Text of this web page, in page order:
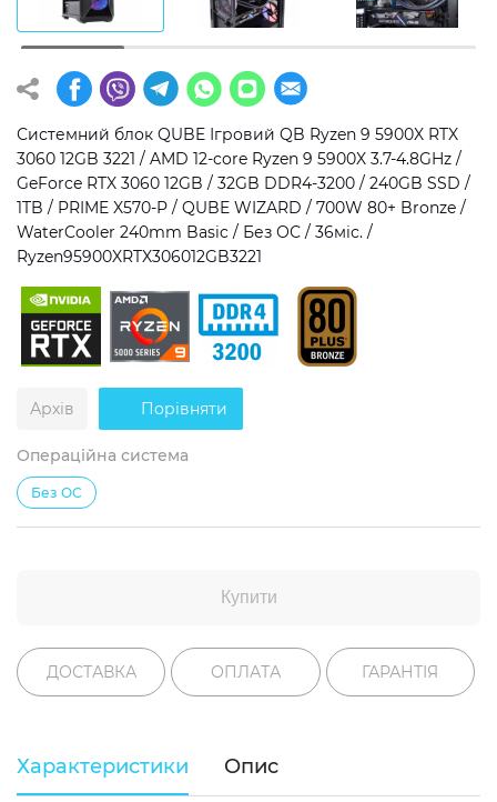
Операційна система
Windows 11 Home
Windows 11 Pro
Без ОС
Тип накопичувача
SSD
HDD
SSD + HDD
Додатково
RGB-підсвічування
Розблокований множник CPU
Надшвидкий M.2 SSD NVME
Системний блок QUBE Ігровий QB Ryzen 9 5900X RTX
3060 12GB 3221 / AMD 12-core Ryzen 9 5900X 3.7-4.8GHz /
GeForce RTX 3060 12GB / 32GB DDR4-3200 / 240GB SSD /
1TB / PRIME X570-P / QUBE WIZARD / 700W 80+ Bronze /
WaterCooler 240mm Basic / Без ОС / 36міс. /
Ryzen95900XRTX306012GB3221
Архів Порівняти
Операційна система
Без ОС
Купити
ДОСТАВКА ОПЛАТА ГАРАНТІЯ
Характеристики Опис